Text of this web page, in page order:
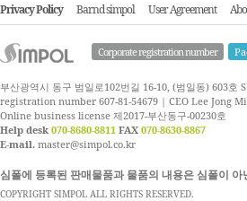
Privacy Policy Barnd simpol User Agreement
Corporate registration number
부산광역시 동구 범일로102번길 16-10, (범일동) 603호
registration number 607-81-54679 | CEO Lee Jong
Online business license 제2017-부산동구-00230호
Help desk 070-8680-8811 FAX 070-8630-8867
E-mail. master@simpol.co.kr
심폴에 등록된 판매물품과 물품의 내용은 심폴이
COPYRIGHT SIMPOL ALL RIGHTS RESERVED.